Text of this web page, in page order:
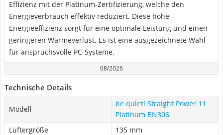
Effizienz mit der Platinum-Zertifizierung, welche den
Energieverbrauch effektiv reduziert. Diese hohe
Energieeffizienz sorgt für eine optimale Leistung und einen
geringeren Wärmeverlust. Es ist eine ausgezeichnete Wahl
für anspruchsvolle PC-Systeme.
08/2026
Technische Details
Modell
be quiet! Straight Power 11
Platinum BN306
Lüftergröße
135 mm